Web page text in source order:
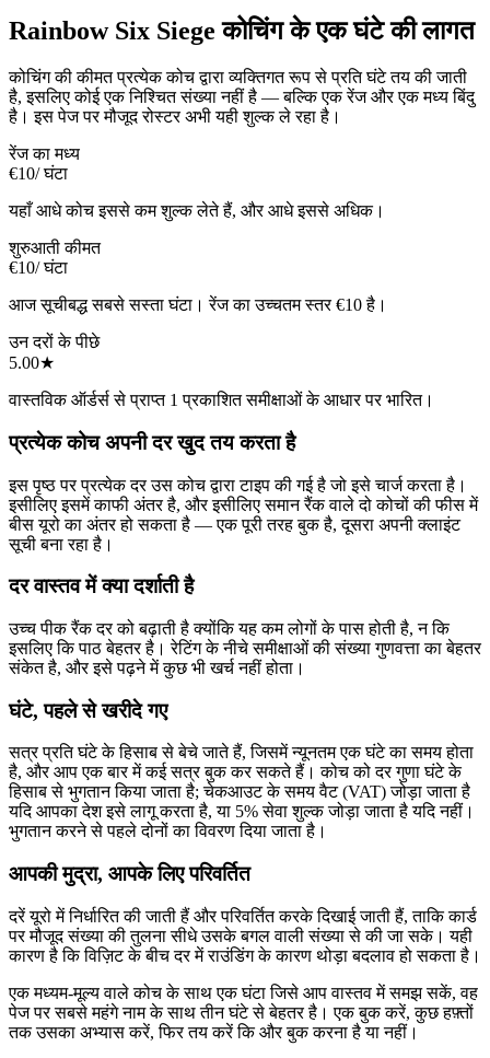
Rainbow Six Siege कोचिंग के एक घंटे की लागत
कोचिंग की कीमत प्रत्येक कोच द्वारा व्यक्तिगत रूप से प्रति घंटे तय की जाती
है, इसलिए कोई एक निश्चित संख्या नहीं है — बल्कि एक रेंज और एक मध्य बिंदु
है। इस पेज पर मौजूद रोस्टर अभी यही शुल्क ले रहा है।
रेंज का मध्य
€10/ घंटा
यहाँ आधे कोच इससे कम शुल्क लेते हैं, और आधे इससे अधिक।
शुरुआती कीमत
€10/ घंटा
आज सूचीबद्ध सबसे सस्ता घंटा। रेंज का उच्चतम स्तर €10 है।
उन दरों के पीछे
5.00★
वास्तविक ऑर्डर्स से प्राप्त 1 प्रकाशित समीक्षाओं के आधार पर भारित।
प्रत्येक कोच अपनी दर खुद तय करता है
इस पृष्ठ पर प्रत्येक दर उस कोच द्वारा टाइप की गई है जो इसे चार्ज करता है।
इसीलिए इसमें काफी अंतर है, और इसीलिए समान रैंक वाले दो कोचों की फीस में
बीस यूरो का अंतर हो सकता है — एक पूरी तरह बुक है, दूसरा अपनी क्लाइंट
सूची बना रहा है।
दर वास्तव में क्या दर्शाती है
उच्च पीक रैंक दर को बढ़ाती है क्योंकि यह कम लोगों के पास होती है, न कि
इसलिए कि पाठ बेहतर है। रेटिंग के नीचे समीक्षाओं की संख्या गुणवत्ता का बेहतर
संकेत है, और इसे पढ़ने में कुछ भी खर्च नहीं होता।
घंटे, पहले से खरीदे गए
सत्र प्रति घंटे के हिसाब से बेचे जाते हैं, जिसमें न्यूनतम एक घंटे का समय होता
है, और आप एक बार में कई सत्र बुक कर सकते हैं। कोच को दर गुणा घंटे के
हिसाब से भुगतान किया जाता है; चेकआउट के समय वैट (VAT) जोड़ा जाता है
यदि आपका देश इसे लागू करता है, या 5% सेवा शुल्क जोड़ा जाता है यदि नहीं।
भुगतान करने से पहले दोनों का विवरण दिया जाता है।
आपकी मुद्रा, आपके लिए परिवर्तित
दरें यूरो में निर्धारित की जाती हैं और परिवर्तित करके दिखाई जाती हैं, ताकि कार्ड
पर मौजूद संख्या की तुलना सीधे उसके बगल वाली संख्या से की जा सके। यही
कारण है कि विज़िट के बीच दर में राउंडिंग के कारण थोड़ा बदलाव हो सकता है।
एक मध्यम-मूल्य वाले कोच के साथ एक घंटा जिसे आप वास्तव में समझ सकें, वह
पेज पर सबसे महंगे नाम के साथ तीन घंटे से बेहतर है। एक बुक करें, कुछ हफ़्तों
तक उसका अभ्यास करें, फिर तय करें कि और बुक करना है या नहीं।